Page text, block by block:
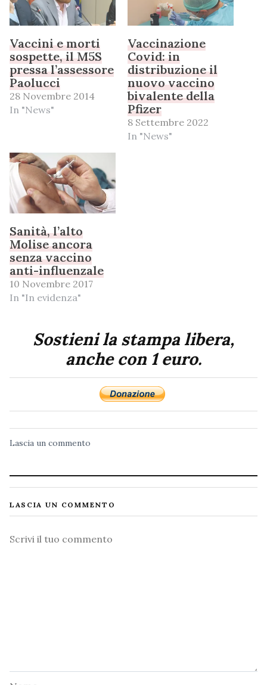
Vaccini e morti
sospette, il M5S
pressa l’assessore
Paolucci
28 Novembre 2014
In "News"
Vaccinazione
Covid: in
distribuzione il
nuovo vaccino
bivalente della
Pfizer
8 Settembre 2022
In "News"
Sanità, l’alto
Molise ancora
senza vaccino
anti-influenzale
10 Novembre 2017
In "In evidenza"
Sostieni la stampa libera,
anche con 1 euro.
Lascia un commento
LASCIA UN COMMENTO
Commento